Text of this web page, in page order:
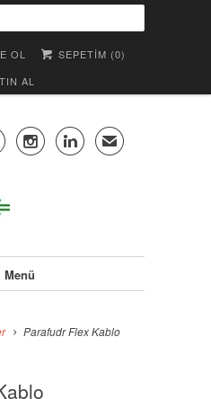
OL SEPETIM (0)
AL
  ✉
Menü
Parafudr Flex Kablo